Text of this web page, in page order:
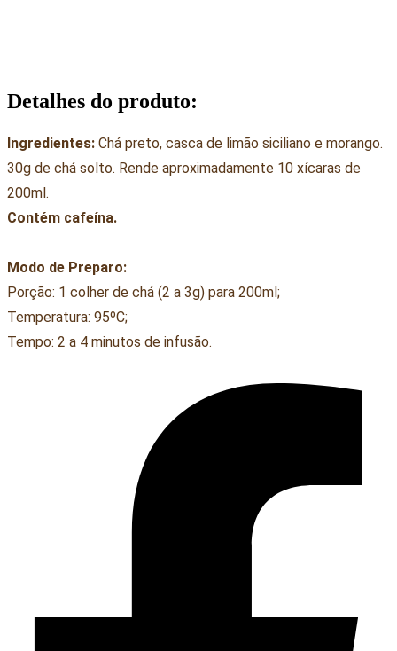
Detalhes do produto:
Ingredientes: Chá preto, casca de limão siciliano e morango.
30g de chá solto. Rende aproximadamente 10 xícaras de
200ml.
Contém cafeína.
Modo de Preparo:
Porção: 1 colher de chá (2 a 3g) para 200ml;
Temperatura: 95ºC;
Tempo: 2 a 4 minutos de infusão.